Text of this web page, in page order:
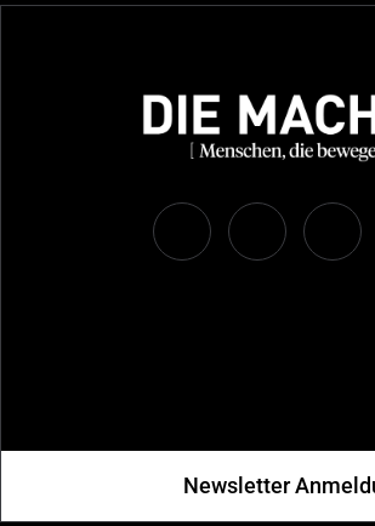
Newsletter